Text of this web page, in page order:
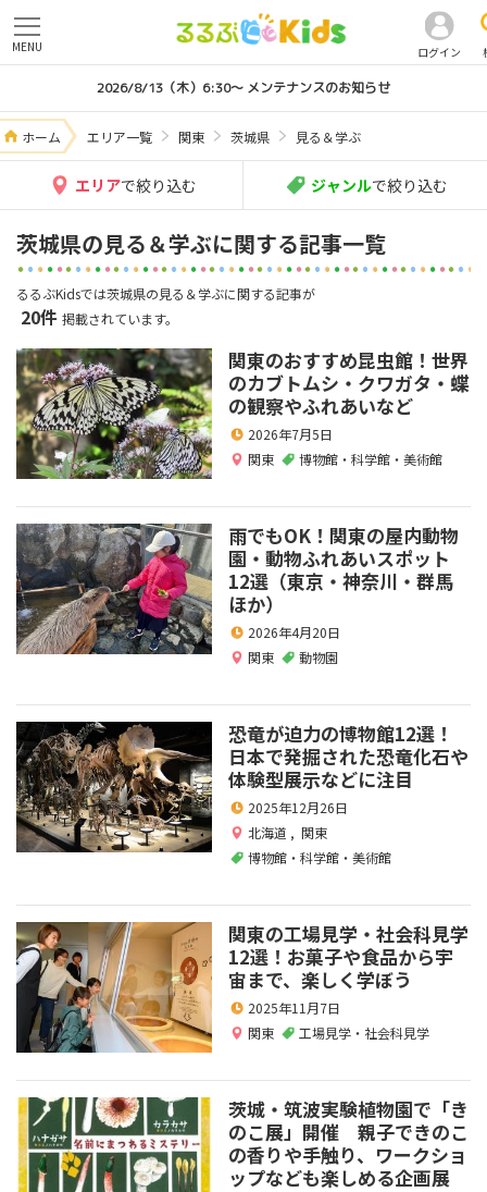
ログイン
MENU
2026/8/13（木）6:30～ メンテナンスのお知らせ
ホーム エリア一覧 関東 茨城県 見る＆学ぶ
エリアで絞り込む ジャンルで絞り込む
茨城県の見る＆学ぶに関する記事一覧
るるぶKidsでは茨城県の見る＆学ぶに関する記事が
20件 掲載されています。
関東のおすすめ昆虫館！世界
のカブトムシ・クワガタ・蝶
の観察やふれあいなど
2026年7月5日
関東
博物館・科学館・美術館
雨でもOK！関東の屋内動物
園・動物ふれあいスポット
12選（東京・神奈川・群馬
ほか）
2026年4月20日
関東
動物園
恐竜が迫力の博物館12選！
日本で発掘された恐竜化石や
体験型展示などに注目
2025年12月26日
北海道 , 関東
博物館・科学館・美術館
関東の工場見学・社会科見学
12選！お菓子や食品から宇
宙まで、楽しく学ぼう
2025年11月7日
関東
工場見学・社会科見学
茨城・筑波実験植物園で「き
のこ展」開催 親子できのこ
の香りや手触り、ワークショ
ップなども楽しめる企画展